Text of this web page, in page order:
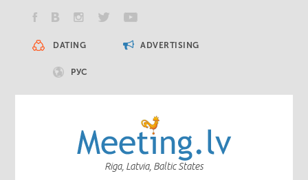
DATING ADVERTISING
РУС
Riga, Latvia, Baltic States